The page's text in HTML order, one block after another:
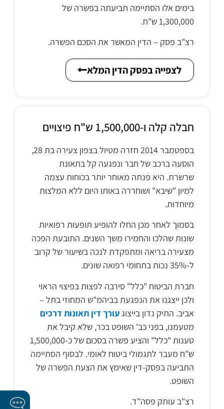
בימים אלו הסתיימה תביעתה בפשרה של
1,300,000 ש"ח.
רצ"ב פסק – הדין המאשר את הסכם הפשרה.
לצפייה בפסק הדין המלא
חבלה קלה ו-1,500,000 ש"ח פיצויים
בספטמבר 2014 חזרה מטיול בצפון צעירה בת 28,
הוסעה ברכב של חבר ונפגעה קל בתאונת
שרשרת. היא פנתה מאוחר יותר בכוחות עצמה
למיון "שיבא" ושוחררה באותו היום ללא המלצות
מיוחדות.
בסמוך לאחר מכן החלו להופיע תופעות רפואיות
שונות שהלכו והחמירו משך השנים. התובעת הפכה
מצעירה בריאה ומתפקדת לנכה בשיעור של קרוב
ל-35% נכות בתחומי רפואה שונים.
חברת הביטוח "כלל" סירבה לפצות בפיצוי הראוי
ולכן ייצגנו את הנפגעת בביהמ"ש המחוזי בתל –
אביב. התיק נדון בייצוג עורך דין תאונות דרכים
מטעמנו, בפני כב' השופט בכר, שלא קיבל את
טענות "כלל" והציע פשרה בסכום של כ-1,500,000
ש"ח מעבר לתגמולי ביטוח לאומי. לבסוף הסתיימה
התביעה בפסק-דין שאימץ את הצעת הפשרה של
השופט.
רצ"ב עותק פסה"ד.